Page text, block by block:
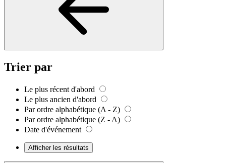
Trier par
Le plus récent d'abord
Le plus ancien d'abord
Par ordre alphabétique (A - Z)
Par ordre alphabétique (Z - A)
Date d'événement
Afficher les résultats